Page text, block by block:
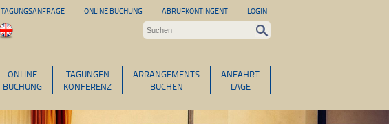
TAGUNGSANFRAGE ONLINE BUCHUNG ABRUFKONTINGENT LOGIN
ANFAHRT
LAGE
ARRANGEMENTS
BUCHEN
TAGUNGEN
KONFERENZ
ONLINE
BUCHUNG